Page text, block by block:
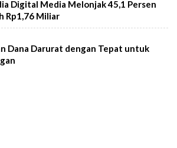
Digital Media Melonjak 45,1 Persen
Rp1,76 Miliar
Dana Darurat dengan Tepat untuk